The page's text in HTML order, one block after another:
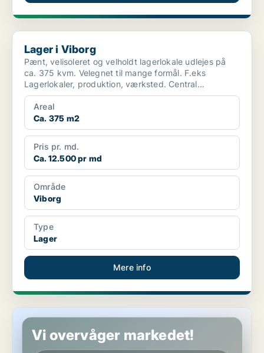
Lager i Viborg
Lager i Viborg
Pænt, velisoleret og velholdt lagerlokale udlejes på
ca. 375 kvm. Velegnet til mange formål. F.eks
Lagerlokaler, produktion, værksted. Central
beliggende på ...
Areal
Ca. 375 m2
Pris pr. md.
Ca. 12.500 pr md
Område
Viborg
Type
Lager
Mere info
Butik i Viborg
Vi overvåger markedet!